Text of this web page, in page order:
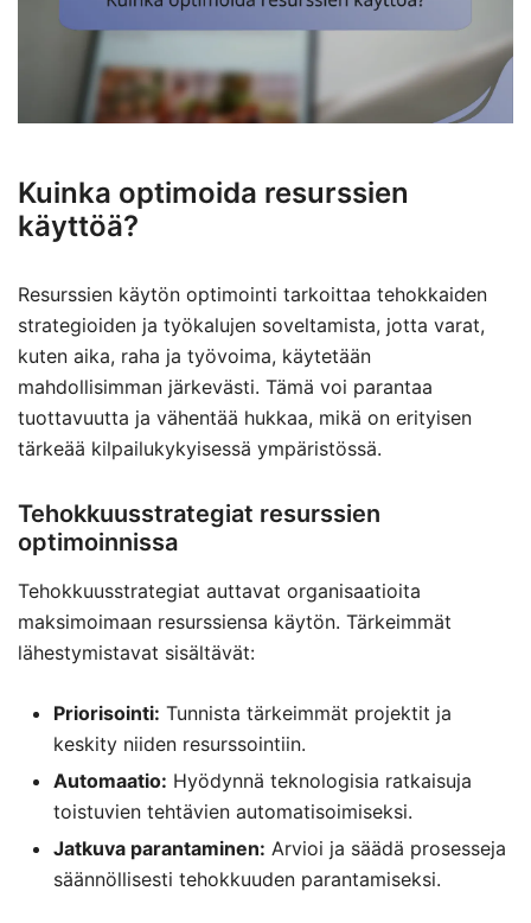
Kuinka optimoida resurssien
käyttöä?
Resurssien käytön optimointi tarkoittaa tehokkaiden
strategioiden ja työkalujen soveltamista, jotta varat,
kuten aika, raha ja työvoima, käytetään
mahdollisimman järkevästi. Tämä voi parantaa
tuottavuutta ja vähentää hukkaa, mikä on erityisen
tärkeää kilpailukykyisessä ympäristössä.
Tehokkuusstrategiat resurssien
optimoinnissa
Tehokkuusstrategiat auttavat organisaatioita
maksimoimaan resurssiensa käytön. Tärkeimmät
lähestymistavat sisältävät:
Priorisointi: Tunnista tärkeimmät projektit ja
keskity niiden resurssointiin.
Automaatio: Hyödynnä teknologisia ratkaisuja
toistuvien tehtävien automatisoimiseksi.
Jatkuva parantaminen: Arvioi ja säädä prosesseja
säännöllisesti tehokkuuden parantamiseksi.